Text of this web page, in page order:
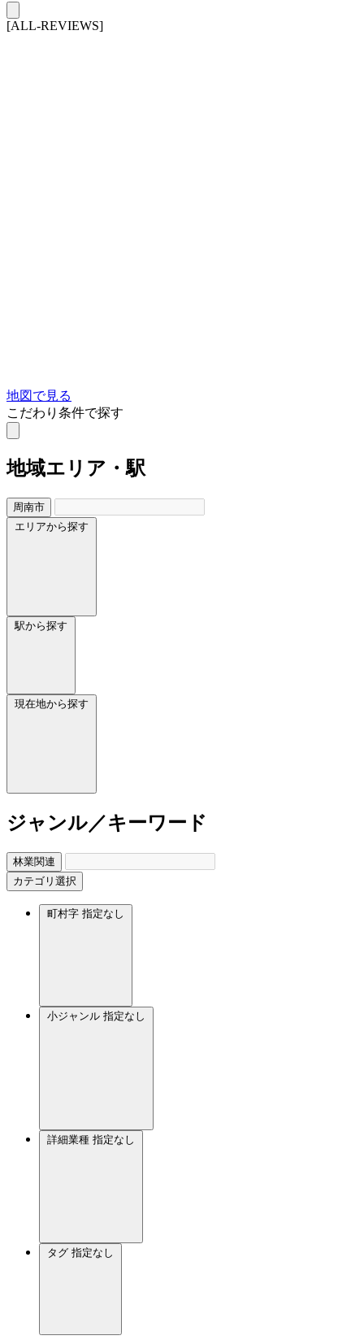
[ALL-REVIEWS]
地図で見る
こだわり条件で探す
地域エリア・駅
周南市
エリアから探す
駅から探す
現在地から探す
ジャンル／キーワード
林業関連
カテゴリ選択
町村字 指定なし
小ジャンル 指定なし
詳細業種 指定なし
タグ 指定なし